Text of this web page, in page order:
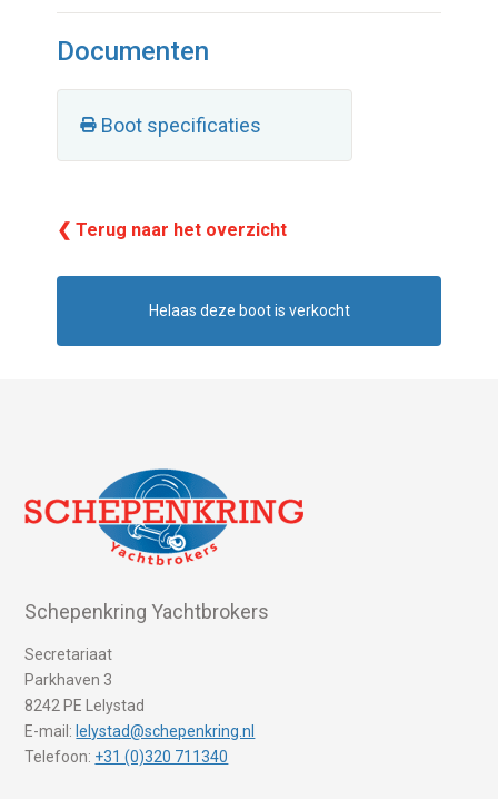
Documenten
Boot specificaties
❮ Terug naar het overzicht
Helaas deze boot is verkocht
Schepenkring Yachtbrokers
Secretariaat
Parkhaven 3
8242 PE Lelystad
E-mail: lelystad@schepenkring.nl
Telefoon: +31 (0)320 711340